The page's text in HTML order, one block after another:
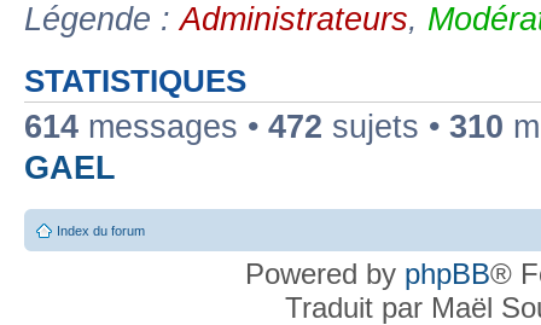
Légende :Administrateurs,
STATISTIQUES
614 messages • 472 sujets • 310
GAEL
Index du forum
Powered by phpBB®
Traduit par Maël